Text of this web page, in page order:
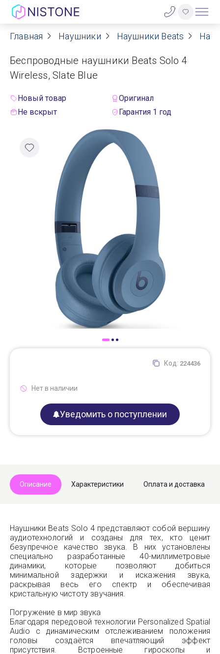
Акции
О нас
Договор оферты
Реквизиты
Контакты
Гарантия
Оплата
Доставка
Самовывоз
Trade-In
Главная Наушники Наушники Beats
Беспроводные наушники Beats Solo 4
Wireless, Slate Blue
Новый товар
Оригинал
Не вскрыт
Гарантия 1 год
Код: 224436
Нет в наличии
Уведомить о поступлении
Описание Характеристики Оплата и доставка
Наушники Beats Solo 4 представляют собой вершину
аудиотехнологий и созданы для тех, кто ценит
безупречное качество звука. В них установлены
специально разработанные 40-миллиметровые
динамики, которые позволяют добиться
минимальной задержки и искажения звука,
раскрывая весь его спектр и обеспечивая
кристальную чистоту звучания.
Погружение в мир звука
Благодаря передовой технологии Personalized Spatial
Audio с динамическим отслеживанием положения
головы создаётся впечатляющий эффект
присутствия. Встроенные гироскопы и